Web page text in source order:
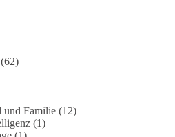
diskutieren die
Mensch, Natur und
Grundrechte sein?
das
(62)
und Familie(12)
(1)